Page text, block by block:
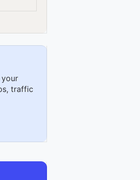
traffic